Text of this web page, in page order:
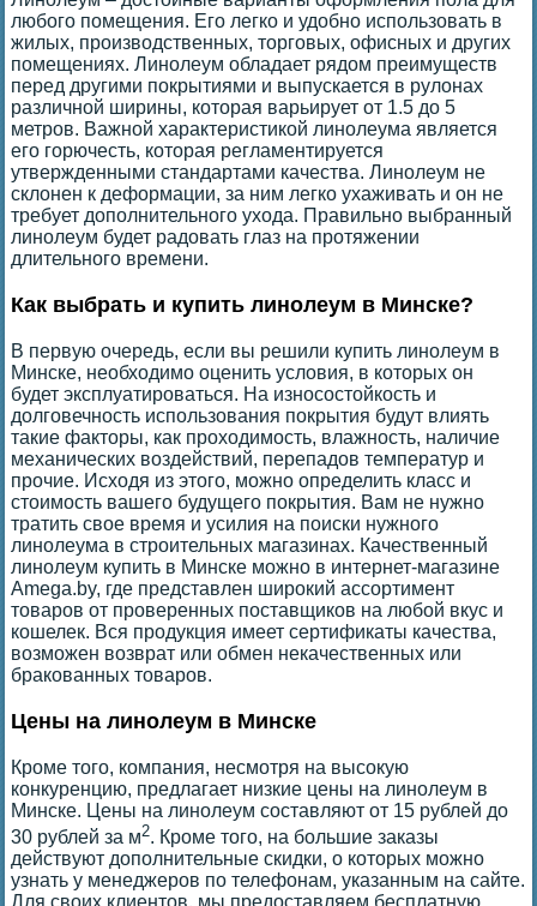
любого помещения. Его легко и удобно использовать в
жилых, производственных, торговых, офисных и других
помещениях. Линолеум обладает рядом преимуществ
перед другими покрытиями и выпускается в рулонах
различной ширины, которая варьирует от 1.5 до 5
метров. Важной характеристикой линолеума является
его горючесть, которая регламентируется
утвержденными стандартами качества. Линолеум не
склонен к деформации, за ним легко ухаживать и он не
требует дополнительного ухода. Правильно выбранный
линолеум будет радовать глаз на протяжении
длительного времени.
Как выбрать и купить линолеум в Минске?
В первую очередь, если вы решили купить линолеум в
Минске, необходимо оценить условия, в которых он
будет эксплуатироваться. На износостойкость и
долговечность использования покрытия будут влиять
такие факторы, как проходимость, влажность, наличие
механических воздействий, перепадов температур и
прочие. Исходя из этого, можно определить класс и
стоимость вашего будущего покрытия. Вам не нужно
тратить свое время и усилия на поиски нужного
линолеума в строительных магазинах. Качественный
линолеум купить в Минске можно в интернет-магазине
Amega.by, где представлен широкий ассортимент
товаров от проверенных поставщиков на любой вкус и
кошелек. Вся продукция имеет сертификаты качества,
возможен возврат или обмен некачественных или
бракованных товаров.
Цены на линолеум в Минске
Кроме того, компания, несмотря на высокую
конкуренцию, предлагает низкие цены на линолеум в
Минске. Цены на линолеум составляют от 15 рублей до
30 рублей за м2. Кроме того, на большие заказы
действуют дополнительные скидки, о которых можно
узнать у менеджеров по телефонам, указанным на сайте.